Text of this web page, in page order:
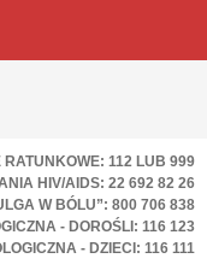
RATUNKOWE: 112 LUB 999
HIV/AIDS: 22 692 82 26
W BÓLU”: 800 706 838
- DOROŚLI: 116 123
- DZIECI: 116 111